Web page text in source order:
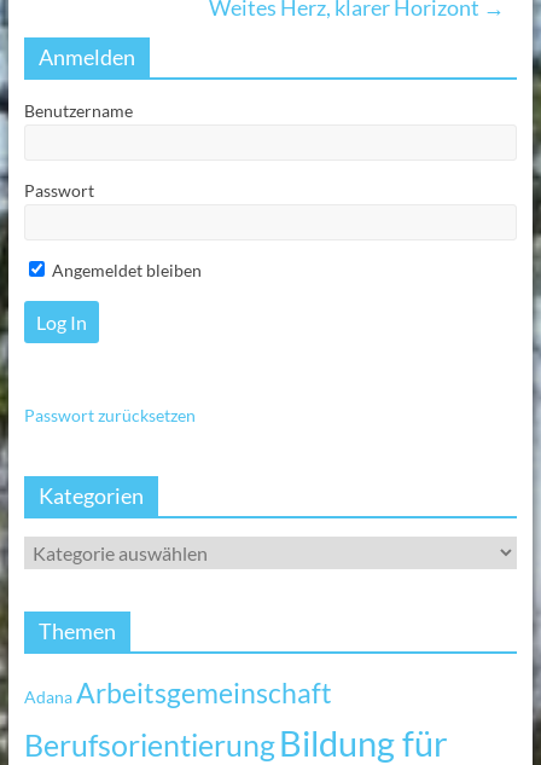
Weites Herz, klarer Horizont →
Anmelden
Benutzername
Passwort
Angemeldet bleiben
Passwort zurücksetzen
Kategorien
Themen
AdanaArbeitsgemeinschaft
BerufsorientierungBildung für